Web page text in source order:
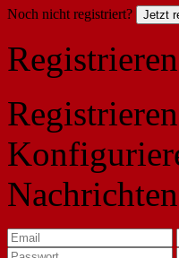
Noch nicht registriert? Jetzt
Registrieren